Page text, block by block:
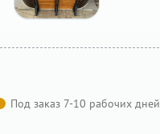
Под заказ 7-10 рабочих дней